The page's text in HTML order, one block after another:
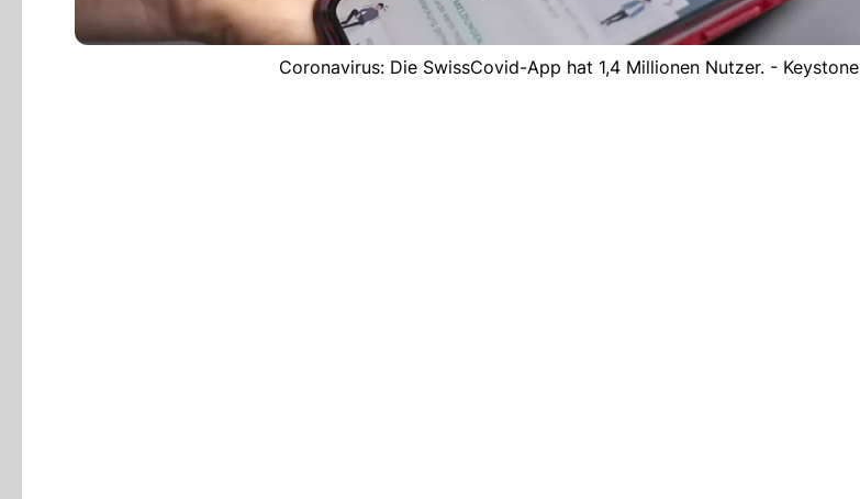
Coronavirus: Die SwissCovid-App hat 1,4 Millionen Nutzer. - Keystone